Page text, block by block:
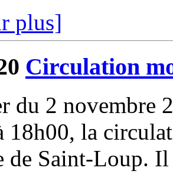
plus]
Circulation
du 2 novembre
18h00, la
de Saint-Loup. Il